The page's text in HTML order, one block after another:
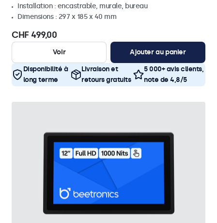
Installation : encastrable, murale, bureau
Dimensions : 297 x 185 x 40 mm
CHF 499,00
Voir Ajouter au panier
Disponibilité à
long terme
Livraison et
retours gratuits
5 000+ avis clients,
note de 4,8/5